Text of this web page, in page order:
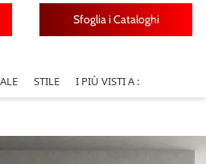
Sfoglia i Cataloghi
STILE I PIÙ VISTI A :